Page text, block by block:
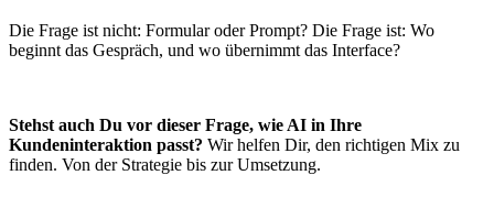
Die Frage ist nicht: Formular oder Prompt? Die Frage ist: Wo
beginnt das Gespräch, und wo übernimmt das Interface?
Stehst auch Du vor dieser Frage, wie AI in Ihre
Kundeninteraktion passt? Wir helfen Dir, den richtigen Mix zu
finden. Von der Strategie bis zur Umsetzung.